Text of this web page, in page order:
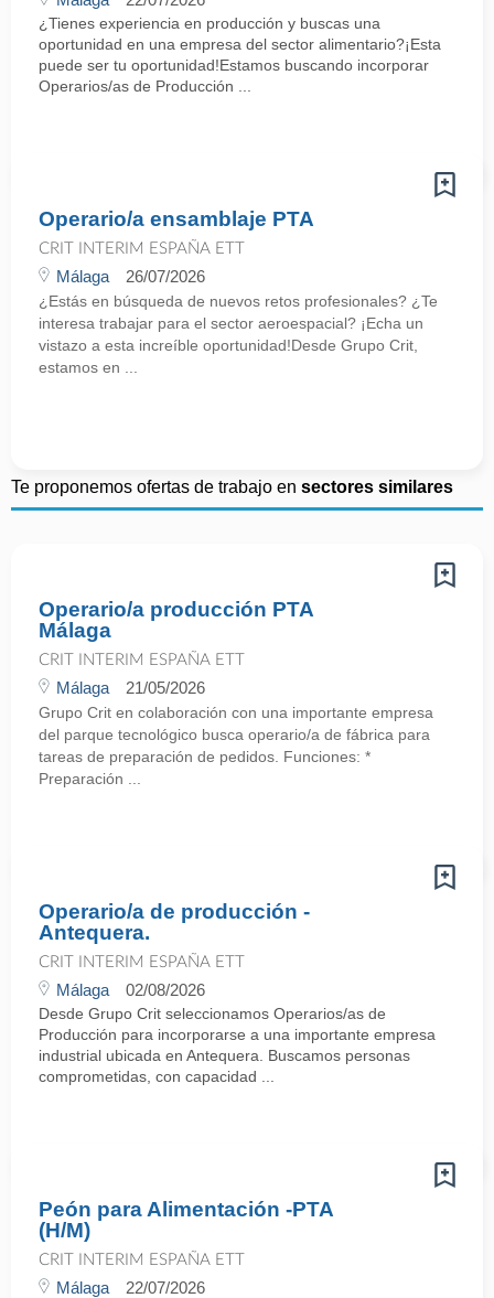
¿Tienes experiencia en producción y buscas una
oportunidad en una empresa del sector alimentario?¡Esta
puede ser tu oportunidad!Estamos buscando incorporar
Operarios/as de Producción ...
Operario/a ensamblaje PTA
CRIT INTERIM ESPAÑA ETT
Málaga 26/07/2026
¿Estás en búsqueda de nuevos retos profesionales? ¿Te
interesa trabajar para el sector aeroespacial? ¡Echa un
vistazo a esta increíble oportunidad!Desde Grupo Crit,
estamos en ...
Te proponemos ofertas de trabajo en sectores similares
Operario/a producción PTA
Málaga
CRIT INTERIM ESPAÑA ETT
Málaga 21/05/2026
Grupo Crit en colaboración con una importante empresa
del parque tecnológico busca operario/a de fábrica para
tareas de preparación de pedidos. Funciones: *
Preparación ...
Operario/a de producción -
Antequera.
CRIT INTERIM ESPAÑA ETT
Málaga 02/08/2026
Desde Grupo Crit seleccionamos Operarios/as de
Producción para incorporarse a una importante empresa
industrial ubicada en Antequera. Buscamos personas
comprometidas, con capacidad ...
Peón para Alimentación -PTA
(H/M)
CRIT INTERIM ESPAÑA ETT
Málaga 22/07/2026